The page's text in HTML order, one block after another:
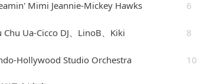
Mimi Jeannie-Mickey Hawks 6
Chu Ua-Cicco DJ、LinoB、Kiki 8
Hollywood Studio Orchestra 10